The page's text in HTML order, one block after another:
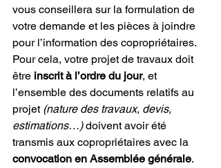
vous conseillera sur la formulation de
votre demande et les pièces à joindre
pour l’information des copropriétaires.
Pour cela, votre projet de travaux doit
être inscrit à l’ordre du jour, et
l’ensemble des documents relatifs au
projet (nature des travaux, devis,
estimations…) doivent avoir été
transmis aux copropriétaires avec la
convocation en Assemblée générale.